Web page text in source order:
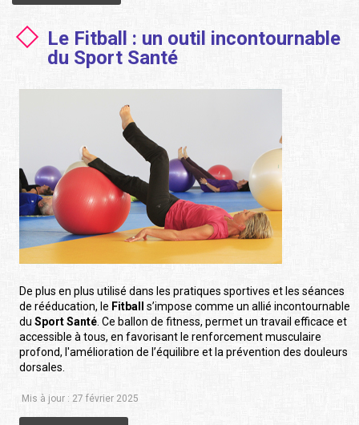
Le Fitball : un outil incontournable
du Sport Santé
De plus en plus utilisé dans les pratiques sportives et les séances
de rééducation, le Fitball
s’impose comme un allié incontournable
du Sport Santé. Ce ballon de fitness, permet un travail efficace et
accessible à tous, en favorisant le renforcement musculaire
profond, l'amélioration de l’équilibre et la prévention des douleurs
dorsales.
Mis à jour : 27 février 2025